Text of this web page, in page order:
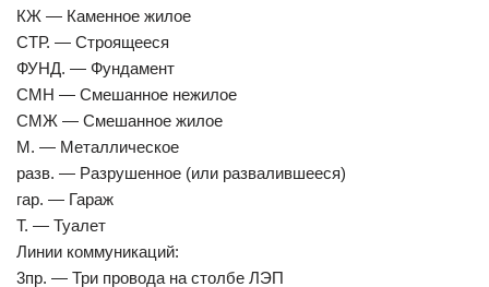
КЖ — Каменное жилое
СТР. — Строящееся
ФУНД. — Фундамент
СМН — Смешанное нежилое
СМЖ — Смешанное жилое
М. — Металлическое
разв. — Разрушенное (или развалившееся)
гар. — Гараж
Т. — Туалет
Линии коммуникаций:
3пр. — Три провода на столбе ЛЭП